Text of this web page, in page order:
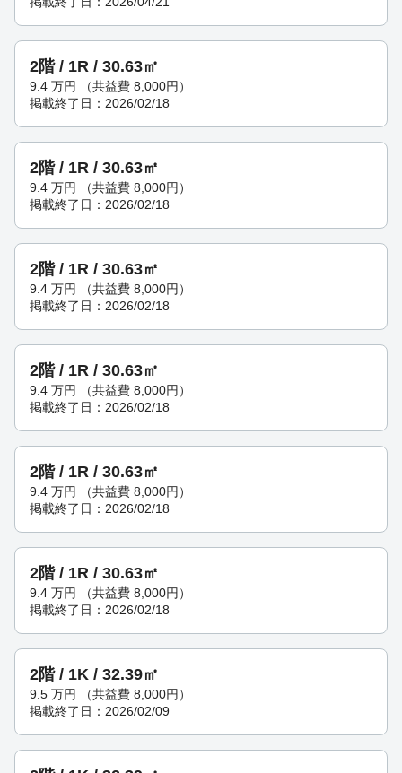
2階 / 1R / 30.63㎡
9.4 万円 （共益費 8,000円）
掲載終了日：2026/02/18
2階 / 1R / 30.63㎡
9.4 万円 （共益費 8,000円）
掲載終了日：2026/02/18
2階 / 1R / 30.63㎡
9.4 万円 （共益費 8,000円）
掲載終了日：2026/02/18
2階 / 1R / 30.63㎡
9.4 万円 （共益費 8,000円）
掲載終了日：2026/02/18
2階 / 1R / 30.63㎡
9.4 万円 （共益費 8,000円）
掲載終了日：2026/02/18
2階 / 1R / 30.63㎡
9.4 万円 （共益費 8,000円）
掲載終了日：2026/02/18
2階 / 1K / 32.39㎡
9.5 万円 （共益費 8,000円）
掲載終了日：2026/02/09